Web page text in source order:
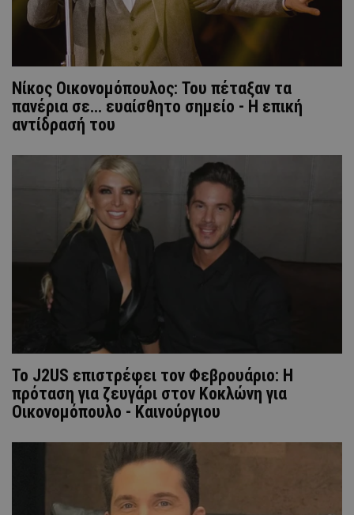
Νίκος Οικονομόπουλος: Του πέταξαν τα
πανέρια σε... ευαίσθητο σημείο - Η επική
αντίδρασή του
Το J2US επιστρέφει τον Φεβρουάριο: Η
πρόταση για ζευγάρι στον Κοκλώνη για
Οικονομόπουλο - Καινούργιου